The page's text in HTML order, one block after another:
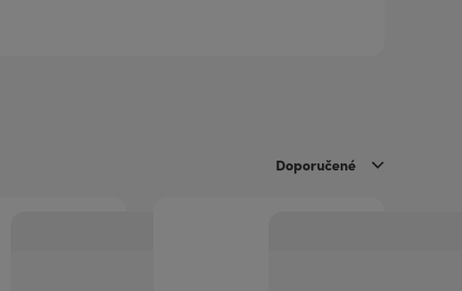
Doporučené